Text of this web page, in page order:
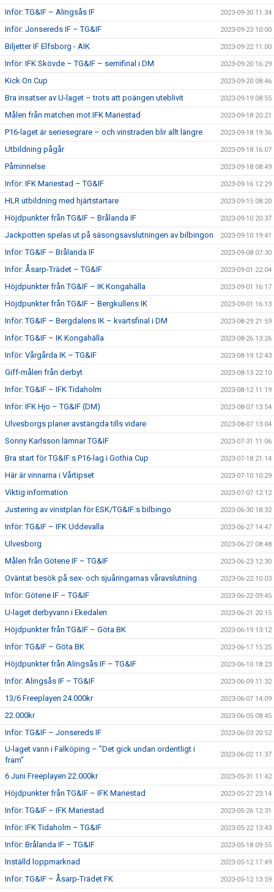
Inför: TG&IF – Alingsås IF 2023-09-30 11:34
Inför: Jonsereds IF – TG&IF 2023-09-23 10:00
Biljetter IF Elfsborg - AIK 2023-09-22 11:00
Inför: IFK Skövde – TG&IF – semifinal i DM 2023-09-20 16:29
Kick On Cup 2023-09-20 08:46
Bra insatser av U-laget – trots att poängen uteblivit 2023-09-19 08:55
Målen från matchen mot IFK Mariestad 2023-09-18 20:21
P16-laget är seriesegrare – och vinstraden blir allt längre 2023-09-18 19:36
Utbildning pågår 2023-09-18 16:07
Påminnelse 2023-09-18 08:49
Inför: IFK Mariestad – TG&IF 2023-09-16 12:29
HLR utbildning med hjärtstartare 2023-09-15 08:20
Höjdpunkter från TG&IF – Brålanda IF 2023-09-10 20:37
Jackpotten spelas ut på säsongsavslutningen av bilbingon 2023-09-10 19:41
Inför: TG&IF – Brålanda IF 2023-09-08 07:30
Inför: Åsarp-Trädet – TG&IF 2023-09-01 22:04
Höjdpunkter från TG&IF – IK Kongahälla 2023-09-01 16:17
Höjdpunkter från TG&IF – Bergkullens IK 2023-09-01 16:13
Inför: TG&IF – Bergdalens IK – kvartsfinal i DM 2023-08-29 21:59
Inför: TG&IF – IK Kongahälla 2023-08-26 13:26
Inför: Vårgårda IK – TG&IF 2023-08-19 12:43
Giff-målen från derbyt 2023-08-13 22:10
Inför: TG&IF – IFK Tidaholm 2023-08-12 11:19
Inför: IFK Hjo – TG&IF (DM) 2023-08-07 13:54
Ulvesborgs planer avstängda tills vidare 2023-08-07 13:04
Sonny Karlsson lämnar TG&IF 2023-07-31 11:06
Bra start för TG&IF:s P16-lag i Gothia Cup 2023-07-18 21:14
Här är vinnarna i Vårtipset 2023-07-10 10:29
Viktig information 2023-07-07 12:12
Justering av vinstplan för ESK/TG&IF:s bilbingo 2023-06-30 18:32
Inför: TG&IF – IFK Uddevalla 2023-06-27 14:47
Ulvesborg 2023-06-27 08:48
Målen från Götene IF – TG&IF 2023-06-23 12:30
Oväntat besök på sex- och sjuåringarnas våravslutning 2023-06-22 10:03
Inför: Götene IF – TG&IF 2023-06-22 09:45
U-laget derbyvann i Ekedalen 2023-06-21 20:15
Höjdpunkter från TG&IF – Göta BK 2023-06-19 13:12
Inför: TG&IF – Göta BK 2023-06-17 15:25
Höjdpunkter från Alingsås IF – TG&IF 2023-06-10 18:23
Inför: Alingsås IF – TG&IF 2023-06-09 11:32
13/6 Freeplayen 24.000kr 2023-06-07 14:09
22.000kr 2023-06-05 08:45
Inför: TG&IF – Jonsereds IF 2023-06-03 20:52
U-laget vann i Falköping – ”Det gick undan ordentligt i
fram”
2023-06-02 11:37
6 Juni Freeplayen 22.000kr 2023-05-31 11:42
Höjdpunkter från TG&IF – IFK Mariestad 2023-05-27 23:14
Inför: TG&IF – IFK Mariestad 2023-05-26 12:31
Inför: IFK Tidaholm – TG&IF 2023-05-22 13:43
Inför: Brålanda IF – TG&IF 2023-05-18 09:55
Inställd loppmarknad 2023-05-12 17:49
Inför: TG&IF – Åsarp-Trädet FK 2023-05-12 13:59